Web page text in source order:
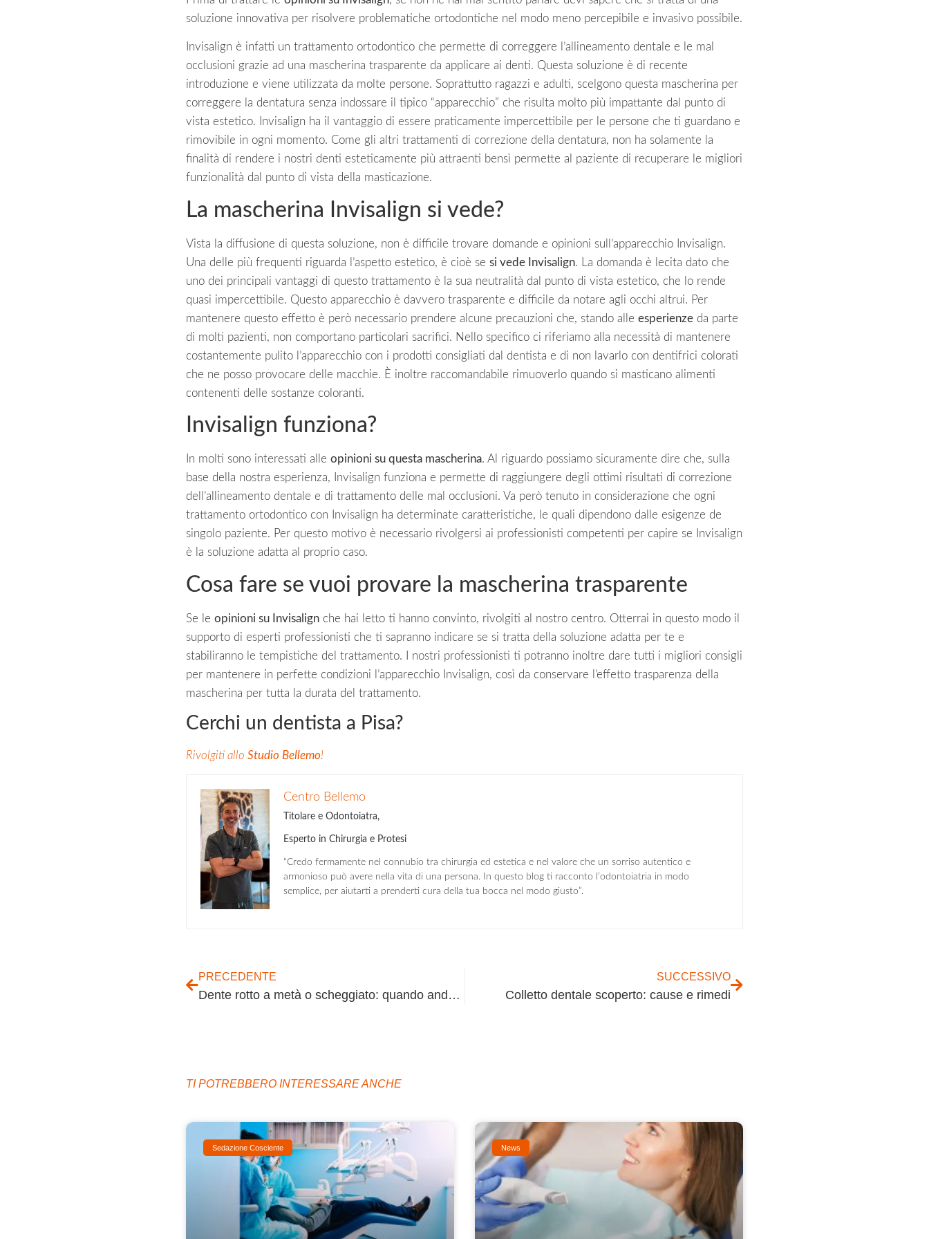
soluzione innovativa per risolvere problematiche ortodontiche nel modo meno percepibile e invasivo possibile.
Invisalign è infatti un trattamento ortodontico che permette di correggere l’allineamento dentale e le mal
occlusioni grazie ad una mascherina trasparente da applicare ai denti. Questa soluzione è di recente
introduzione e viene utilizzata da molte persone. Soprattutto ragazzi e adulti, scelgono questa mascherina per
correggere la dentatura senza indossare il tipico “apparecchio” che risulta molto più impattante dal punto di
vista estetico. Invisalign ha il vantaggio di essere praticamente impercettibile per le persone che ti guardano e
rimovibile in ogni momento. Come gli altri trattamenti di correzione della dentatura, non ha solamente la
finalità di rendere i nostri denti esteticamente più attraenti bensì permette al paziente di recuperare le migliori
funzionalità dal punto di vista della masticazione.
La mascherina Invisalign si vede?
Vista la diffusione di questa soluzione, non è difficile trovare domande e opinioni sull’apparecchio Invisalign.
Una delle più frequenti riguarda l’aspetto estetico, è cioè se si vede Invisalign. La domanda è lecita dato che
uno dei principali vantaggi di questo trattamento è la sua neutralità dal punto di vista estetico, che lo rende
quasi impercettibile. Questo apparecchio è davvero trasparente e difficile da notare agli occhi altrui. Per
mantenere questo effetto è però necessario prendere alcune precauzioni che, stando alle esperienzeda parte
di molti pazienti, non comportano particolari sacrifici. Nello specifico ci riferiamo alla necessità di mantenere
costantemente pulito l’apparecchio con i prodotti consigliati dal dentista e di non lavarlo con dentifrici colorati
che ne posso provocare delle macchie. È inoltre raccomandabile rimuoverlo quando si masticano alimenti
contenenti delle sostanze coloranti.
Invisalign funziona?
In molti sono interessati alle opinioni su questa mascherina. Al riguardo possiamo sicuramente dire che, sulla
base della nostra esperienza, Invisalign funziona e permette di raggiungere degli ottimi risultati di correzione
dell’allineamento dentale e di trattamento delle mal occlusioni. Va però tenuto in considerazione che ogni
trattamento ortodontico con Invisalign ha determinate caratteristiche, le quali dipendono dalle esigenze de
singolo paziente. Per questo motivo è necessario rivolgersi ai professionisti competenti per capire se Invisalign
è la soluzione adatta al proprio caso.
Cosa fare se vuoi provare la mascherina trasparente
Se le opinioni su Invisalignche hai letto ti hanno convinto, rivolgiti al nostro centro. Otterrai in questo modo il
supporto di esperti professionisti che ti sapranno indicare se si tratta della soluzione adatta per te e
stabiliranno le tempistiche del trattamento. I nostri professionisti ti potranno inoltre dare tutti i migliori consigli
per mantenere in perfette condizioni l’apparecchio Invisalign, così da conservare l’effetto trasparenza della
mascherina per tutta la durata del trattamento.
Cerchi un dentista a Pisa?
Rivolgiti allo Studio Bellemo!
Centro Bellemo
Titolare e Odontoiatra,
Esperto in Chirurgia e Protesi
“Credo fermamente nel connubio tra chirurgia ed estetica e nel valore che un sorriso autentico e
armonioso può avere nella vita di una persona. In questo blog ti racconto l’odontoiatria in modo
semplice, per aiutarti a prenderti cura della tua bocca nel modo giusto”.
PRECEDENTE
Dente rotto a metà o scheggiato: quando andare dal dentista?
SUCCESSIVO
Colletto dentale scoperto: cause e rimedi
TI POTREBBERO INTERESSARE ANCHE
Sedazione Cosciente News